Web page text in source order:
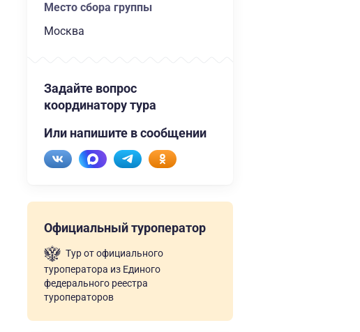
Место сбора группы
Москва
Задайте вопрос
координатору тура
Или напишите в сообщении
Официальный туроператор
Тур от официального
туроператора из Единого
федерального реестра
туроператоров